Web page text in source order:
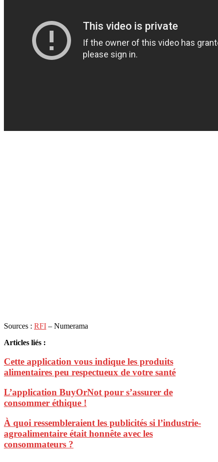
Sources : RFI – Numerama
Articles liés :
Cette application vous indique les produits
alimentaires peu respectueux de votre santé
L’application BuyOrNot pour s’assurer de
consommer éthique !
À quoi ressembleraient les publicités si l’industrie-
agroalimentaire était honnête avec les
consommateurs ?